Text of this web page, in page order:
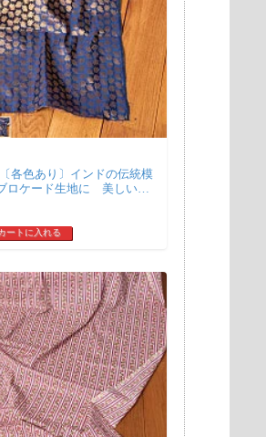
各色あり〕インドの伝統模
ロケード生地に 美しい金
ートに入れる